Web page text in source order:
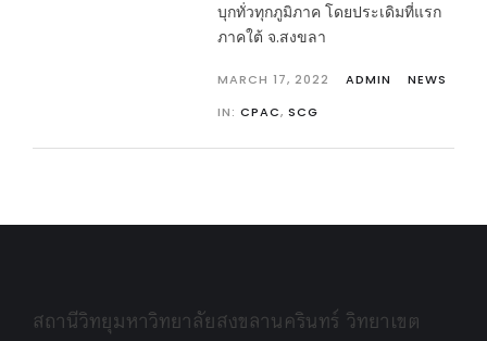
บุกทั่วทุกภูมิภาค โดยประเดิมที่แรก
ภาคใต้ จ.สงขลา
MARCH 17, 2022 ADMIN
NEWS
IN: CPAC, SCG
สถานีวิทยุมหาวิทยาลัยสงขลานครินทร์ วิทยาเขต